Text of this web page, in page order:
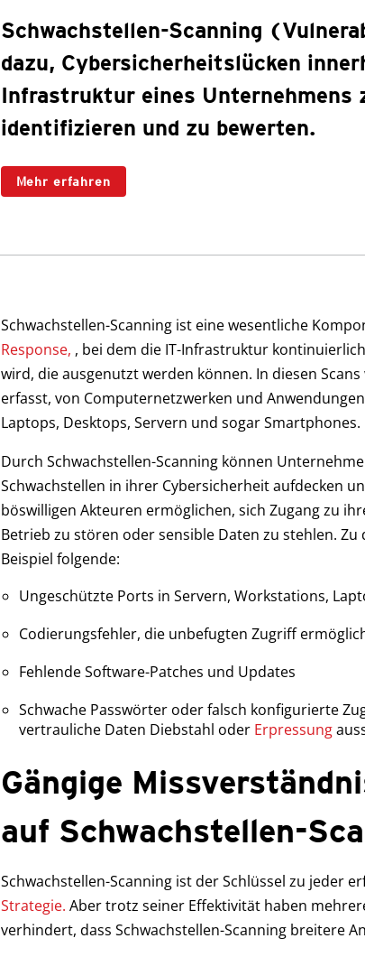
Schwachstellen-Scanning
dazu, Cybersicherheitslücken
Infrastruktur eines Unternehmens
identifizieren und zu bewerten.
Mehr erfahren
Schwachstellen-Scanning ist eine wesentliche
Response, , bei dem die IT-Infrastruktur
wird, die ausgenutzt werden können. In diesen
erfasst, von Computernetzwerken und
Laptops, Desktops, Servern und sogar Smartphones.
Durch Schwachstellen-Scanning können
Schwachstellen in ihrer Cybersicherheit aufdecken
böswilligen Akteuren ermöglichen, sich Zugang zu
Betrieb zu stören oder sensible Daten zu stehlen.
Beispiel folgende:
Ungeschützte Ports in Servern, Workstations,
Codierungsfehler, die unbefugten Zugriff
Fehlende Software-Patches und Updates
Schwache Passwörter oder falsch konfigurierte
vertrauliche Daten Diebstahl oder Erpressung
Gängige
auf Schwachstellen-
Schwachstellen-Scanning ist der Schlüssel zu jeder
Strategie. Aber trotz seiner Effektivität haben
verhindert, dass Schwachstellen-Scanning breitere